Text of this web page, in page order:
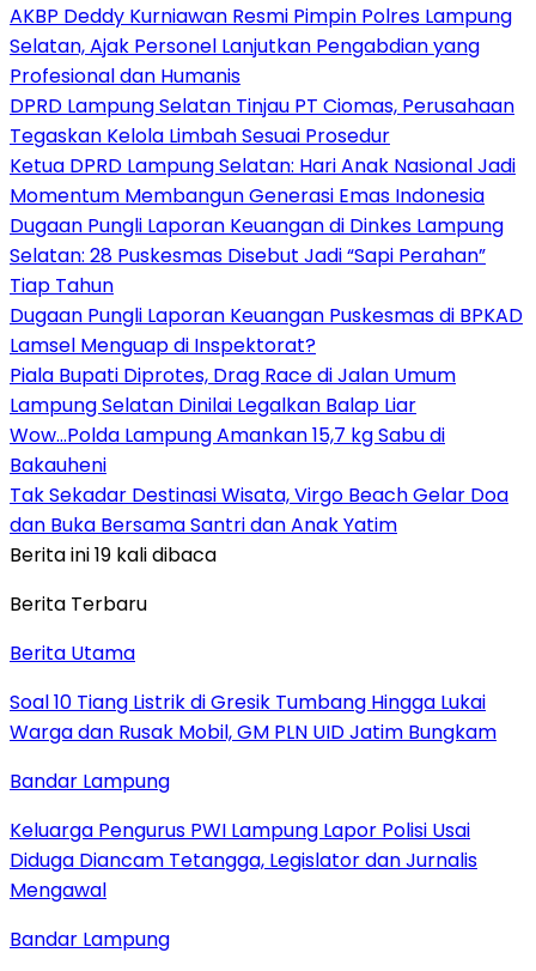
AKBP Deddy Kurniawan Resmi Pimpin Polres Lampung
Selatan, Ajak Personel Lanjutkan Pengabdian yang
Profesional dan Humanis
DPRD Lampung Selatan Tinjau PT Ciomas, Perusahaan
Tegaskan Kelola Limbah Sesuai Prosedur
Ketua DPRD Lampung Selatan: Hari Anak Nasional Jadi
Momentum Membangun Generasi Emas Indonesia
Dugaan Pungli Laporan Keuangan di Dinkes Lampung
Selatan: 28 Puskesmas Disebut Jadi “Sapi Perahan”
Tiap Tahun
Dugaan Pungli Laporan Keuangan Puskesmas di BPKAD
Lamsel Menguap di Inspektorat?
Piala Bupati Diprotes, Drag Race di Jalan Umum
Lampung Selatan Dinilai Legalkan Balap Liar
Wow…Polda Lampung Amankan 15,7 kg Sabu di
Bakauheni
Tak Sekadar Destinasi Wisata, Virgo Beach Gelar Doa
dan Buka Bersama Santri dan Anak Yatim
Berita ini 19 kali dibaca
Berita Terbaru
Berita Utama
Soal 10 Tiang Listrik di Gresik Tumbang Hingga Lukai
Warga dan Rusak Mobil, GM PLN UID Jatim Bungkam
Bandar Lampung
Keluarga Pengurus PWI Lampung Lapor Polisi Usai
Diduga Diancam Tetangga, Legislator dan Jurnalis
Mengawal
Bandar Lampung